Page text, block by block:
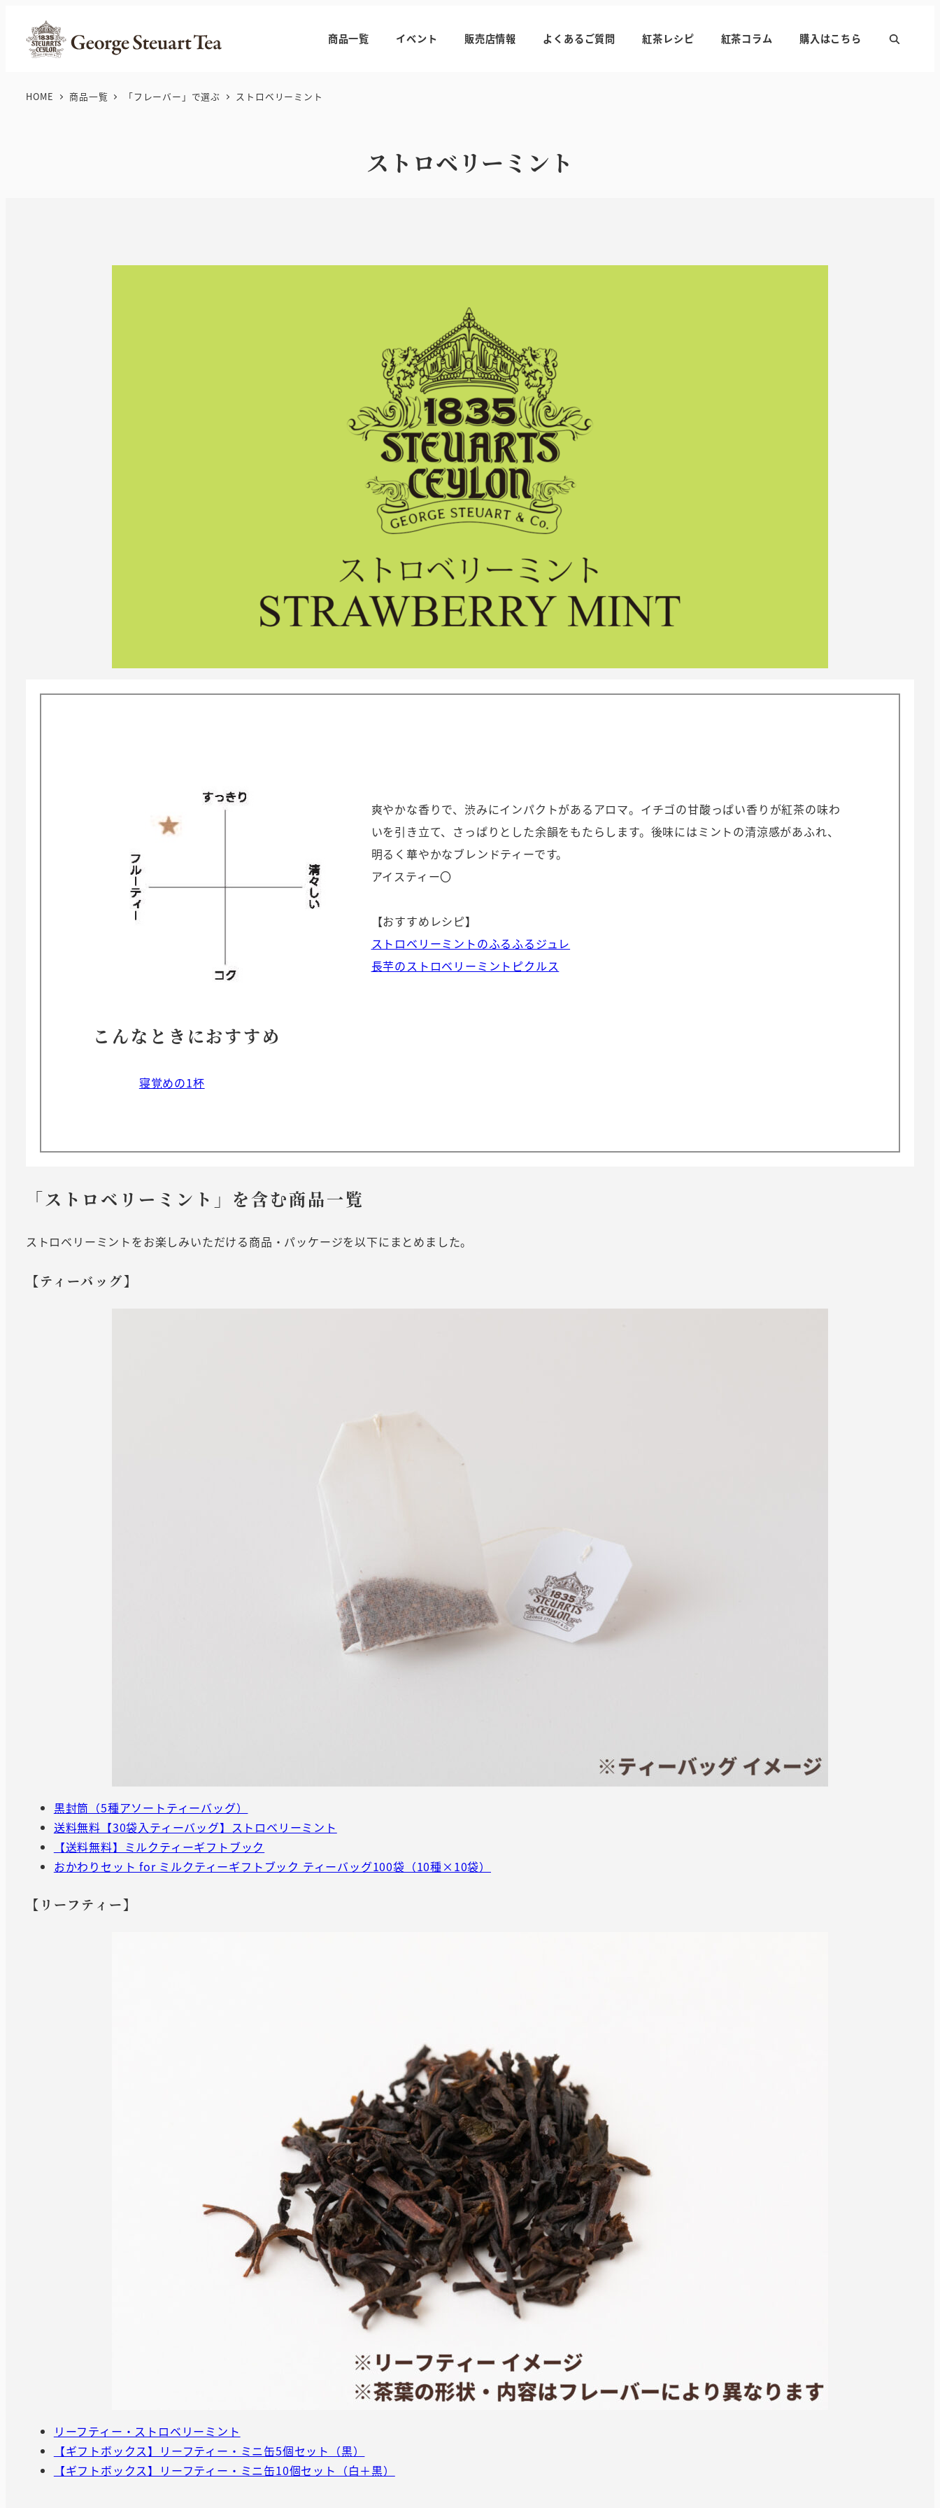
商品一覧 イベント 販売店情報 よくあるご質問 紅茶レシピ 紅茶コラム 購入はこちら
HOME 商品一覧 「フレーバー」で選ぶ ストロベリーミント
ストロベリーミント
爽やかな香りで、渋みにインパクトがあるアロマ。イチゴの甘酸っぱい香りが紅茶の味わ
いを引き立て、さっぱりとした余韻をもたらします。後味にはミントの清涼感があふれ、
明るく華やかなブレンドティーです。
アイスティー〇
【おすすめレシピ】
ストロベリーミントのふるふるジュレ
長芋のストロベリーミントピクルス
こんなときにおすすめ
寝覚めの1杯
「ストロベリーミント」を含む商品一覧
ストロベリーミントをお楽しみいただける商品・パッケージを以下にまとめました。
【ティーバッグ】
黒封筒（5種アソートティーバッグ）
送料無料【30袋入ティーバッグ】ストロベリーミント
【送料無料】ミルクティーギフトブック
おかわりセット for ミルクティーギフトブック ティーバッグ100袋（10種×10袋）
【リーフティー】
リーフティー・ストロベリーミント
【ギフトボックス】リーフティー・ミニ缶5個セット（黒）
【ギフトボックス】リーフティー・ミニ缶10個セット（白＋黒）